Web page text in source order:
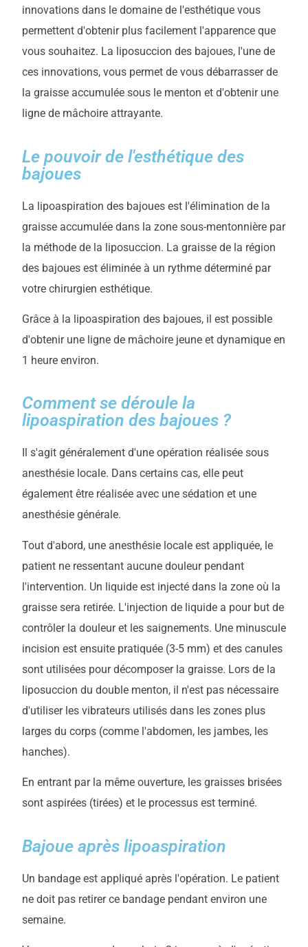
innovations dans le domaine de l'esthétique vous
permettent d'obtenir plus facilement l'apparence que
vous souhaitez. La liposuccion des bajoues, l'une de
ces innovations, vous permet de vous débarrasser de
la graisse accumulée sous le menton et d'obtenir une
ligne de mâchoire attrayante.
Le pouvoir de l'esthétique des
bajoues
La lipoaspiration des bajoues est l'élimination de la
graisse accumulée dans la zone sous-mentonnière par
la méthode de la liposuccion. La graisse de la région
des bajoues est éliminée à un rythme déterminé par
votre chirurgien esthétique.
Grâce à la lipoaspiration des bajoues, il est possible
d'obtenir une ligne de mâchoire jeune et dynamique en
1 heure environ.
Comment se déroule la
lipoaspiration des bajoues ?
Il s'agit généralement d'une opération réalisée sous
anesthésie locale. Dans certains cas, elle peut
également être réalisée avec une sédation et une
anesthésie générale.
Tout d'abord, une anesthésie locale est appliquée, le
patient ne ressentant aucune douleur pendant
l'intervention. Un liquide est injecté dans la zone où la
graisse sera retirée. L'injection de liquide a pour but de
contrôler la douleur et les saignements. Une minuscule
incision est ensuite pratiquée (3-5 mm) et des canules
sont utilisées pour décomposer la graisse. Lors de la
liposuccion du double menton, il n'est pas nécessaire
d'utiliser les vibrateurs utilisés dans les zones plus
larges du corps (comme l'abdomen, les jambes, les
hanches).
En entrant par la même ouverture, les graisses brisées
sont aspirées (tirées) et le processus est terminé.
Bajoue après lipoaspiration
Un bandage est appliqué après l'opération. Le patient
ne doit pas retirer ce bandage pendant environ une
semaine.